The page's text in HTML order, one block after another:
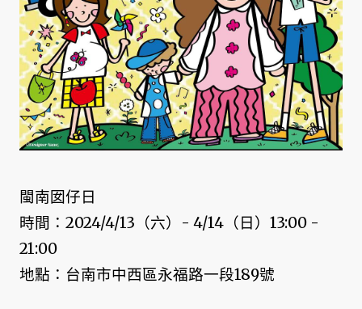
閩南囡仔日
時間：2024/4/13（六）- 4/14（日）13:00 -
21:00
地點：台南市中西區永福路一段189號